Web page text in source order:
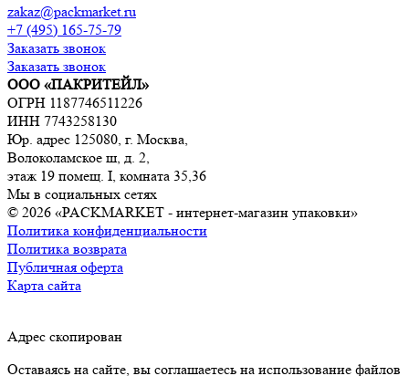
zakaz@packmarket.ru
+7 (495) 165-75-79
Заказать звонок
Заказать звонок
ООО «ПАКРИТЕЙЛ»
ОГРН 1187746511226
ИНН 7743258130
Юр. адрес 125080, г. Москва,
Волоколамское ш, д. 2,
этаж 19 помещ. I, комната 35,36
Мы в социальных сетях
© 2026 «PACKMARKET - интернет-магазин упаковки»
Политика конфиденциальности
Политика возврата
Публичная оферта
Карта сайта
Адрес скопирован
Оставаясь на сайте, вы соглашаетесь на использование файлов